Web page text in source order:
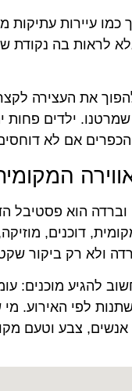
עיירות עתיקות
לראות בה נקודת
את העצירה
ילדים פחות
אם לא
וברדה הוא פסטיבל
דוכנים,
ולא רק ביקור
להגיע מוכנים:
לפי האירוע.
צבע וטעם